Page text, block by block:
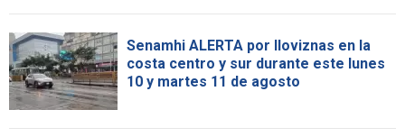
Senamhi ALERTA por lloviznas en la
costa centro y sur durante este lunes
10 y martes 11 de agosto